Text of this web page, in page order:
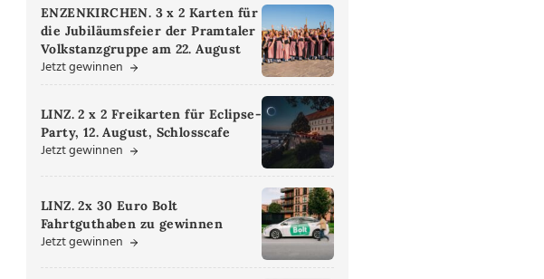
ENZENKIRCHEN. 3 x 2 Karten für
die Jubiläumsfeier der Pramtaler
Volkstanzgruppe am 22. August
Jetzt gewinnen
LINZ. 2 x 2 Freikarten für Eclipse-
Party, 12. August, Schlosscafe
Jetzt gewinnen
LINZ. 2x 30 Euro Bolt
Fahrtguthaben zu gewinnen
Jetzt gewinnen